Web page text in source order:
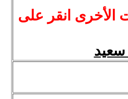
الأخرى انقر على